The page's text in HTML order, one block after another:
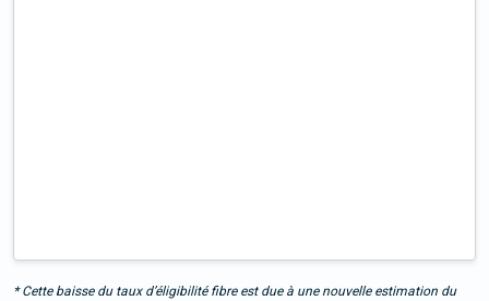
* Cette baisse du taux d’éligibilité fibre est due à une nouvelle estimation du